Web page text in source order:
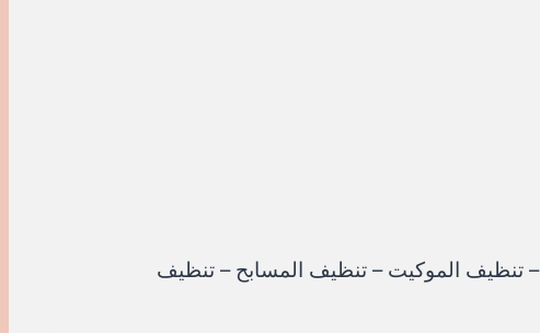
تنظيف الموكيت – تنظيف المسابح – تنظيف